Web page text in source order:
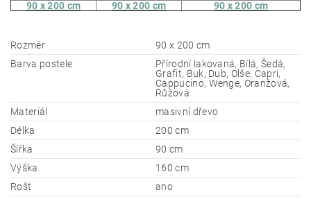
90 x 200 cm
90 x 200 cm 90 x 200 cm
Rozměr
90 x 200 cm
Barva postele
Přírodní lakovaná, Bílá, Šedá,
Grafit, Buk, Dub, Olše, Capri,
Cappucino, Wenge, Oranžová,
Růžová
Materiál
masivní dřevo
Délka
200 cm
Šířka
90 cm
Výška
160 cm
Rošt
ano